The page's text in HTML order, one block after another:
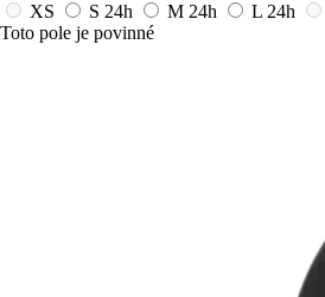
XS
S 24h M 24h L 24h
Toto pole je povinné